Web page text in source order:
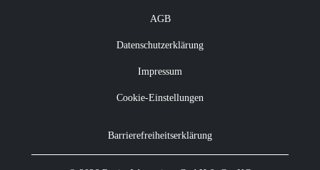
AGB
Datenschutzerklärung
Impressum
Cookie-Einstellungen
Barrierefreiheitserklärung